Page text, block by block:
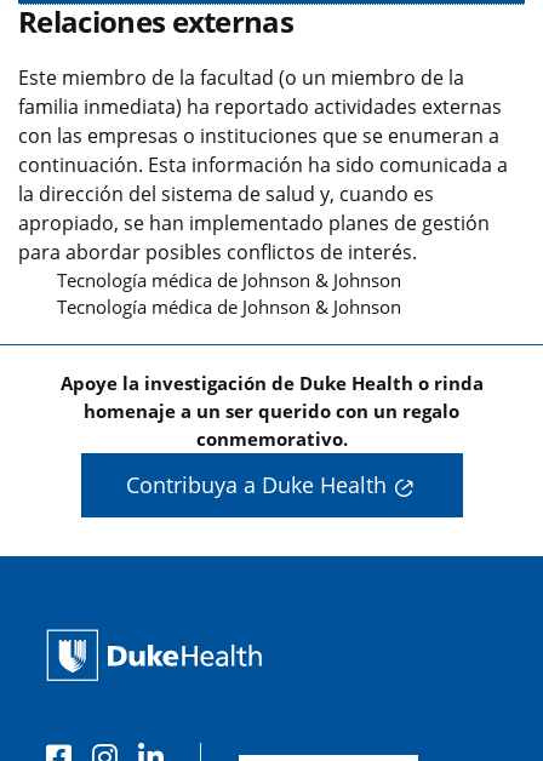
Relaciones externas
Este miembro de la facultad (o un miembro de la
familia inmediata) ha reportado actividades externas
con las empresas o instituciones que se enumeran a
continuación. Esta información ha sido comunicada a
la dirección del sistema de salud y, cuando es
apropiado, se han implementado planes de gestión
para abordar posibles conflictos de interés.
Tecnología médica de Johnson & Johnson
Tecnología médica de Johnson & Johnson
Apoye la investigación de Duke Health o rinda
homenaje a un ser querido con un regalo
conmemorativo.
Contribuya a Duke Health